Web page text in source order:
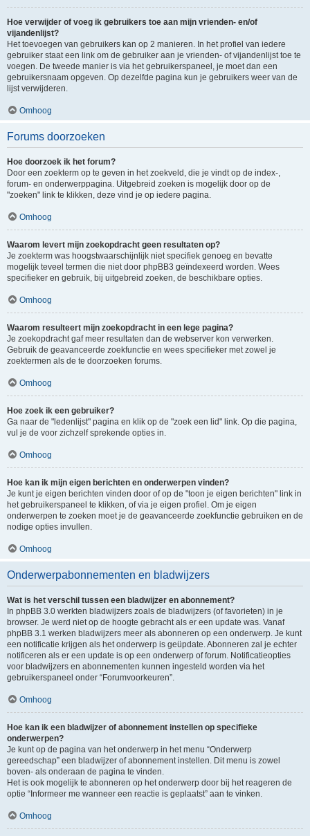
Hoe verwijder of voeg ik gebruikers toe aan mijn vrienden- en/of
vijandenlijst?
Het toevoegen van gebruikers kan op 2 manieren. In het profiel van iedere
gebruiker staat een link om de gebruiker aan je vrienden- of vijandenlijst toe te
voegen. De tweede manier is via het gebruikerspaneel, je moet dan een
gebruikersnaam opgeven. Op dezelfde pagina kun je gebruikers weer van de
lijst verwijderen.
Omhoog
Forums doorzoeken
Hoe doorzoek ik het forum?
Door een zoekterm op te geven in het zoekveld, die je vindt op de index-,
forum- en onderwerppagina. Uitgebreid zoeken is mogelijk door op de
"zoeken" link te klikken, deze vind je op iedere pagina.
Omhoog
Waarom levert mijn zoekopdracht geen resultaten op?
Je zoekterm was hoogstwaarschijnlijk niet specifiek genoeg en bevatte
mogelijk teveel termen die niet door phpBB3 geïndexeerd worden. Wees
specifieker en gebruik, bij uitgebreid zoeken, de beschikbare opties.
Omhoog
Waarom resulteert mijn zoekopdracht in een lege pagina?
Je zoekopdracht gaf meer resultaten dan de webserver kon verwerken.
Gebruik de geavanceerde zoekfunctie en wees specifieker met zowel je
zoektermen als de te doorzoeken forums.
Omhoog
Hoe zoek ik een gebruiker?
Ga naar de "ledenlijst" pagina en klik op de "zoek een lid" link. Op die pagina,
vul je de voor zichzelf sprekende opties in.
Omhoog
Hoe kan ik mijn eigen berichten en onderwerpen vinden?
Je kunt je eigen berichten vinden door of op de "toon je eigen berichten" link in
het gebruikerspaneel te klikken, of via je eigen profiel. Om je eigen
onderwerpen te zoeken moet je de geavanceerde zoekfunctie gebruiken en de
nodige opties invullen.
Omhoog
Onderwerpabonnementen en bladwijzers
Wat is het verschil tussen een bladwijzer en abonnement?
In phpBB 3.0 werkten bladwijzers zoals de bladwijzers (of favorieten) in je
browser. Je werd niet op de hoogte gebracht als er een update was. Vanaf
phpBB 3.1 werken bladwijzers meer als abonneren op een onderwerp. Je kunt
een notificatie krijgen als het onderwerp is geüpdate. Abonneren zal je echter
notificeren als er een update is op een onderwerp of forum. Notificatieopties
voor bladwijzers en abonnementen kunnen ingesteld worden via het
gebruikerspaneel onder “Forumvoorkeuren”.
Omhoog
Hoe kan ik een bladwijzer of abonnement instellen op specifieke
onderwerpen?
Je kunt op de pagina van het onderwerp in het menu “Onderwerp
gereedschap” een bladwijzer of abonnement instellen. Dit menu is zowel
boven- als onderaan de pagina te vinden.
Het is ook mogelijk te abonneren op het onderwerp door bij het reageren de
optie “Informeer me wanneer een reactie is geplaatst” aan te vinken.
Omhoog